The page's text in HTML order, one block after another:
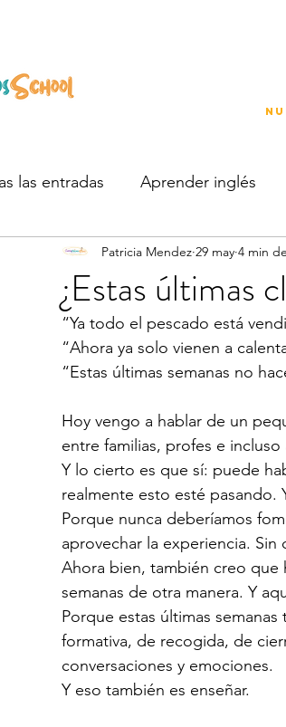
las entradas Aprender inglés
¿Estas últimas
Patricia Mendez 29 may 4 min
“Ya todo el pescado está
“Ahora ya solo vienen a
“Estas últimas semanas no
Hoy vengo a hablar de un
entre familias, profes e
Y lo cierto es que sí: puede
realmente esto esté pasando.
Porque nunca deberíamos
aprovechar la experiencia.
Ahora bien, también creo que
semanas de otra manera. Y
Porque estas últimas
formativa, de recogida, de
conversaciones y emociones.
Y eso también es enseñar.